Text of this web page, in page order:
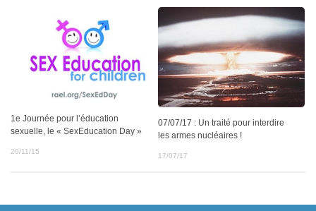
1e Journée pour l’éducation
sexuelle, le « SexEducation Day »
20/11/15
07/07/17 : Un traité pour interdire
les armes nucléaires !
17/07/17